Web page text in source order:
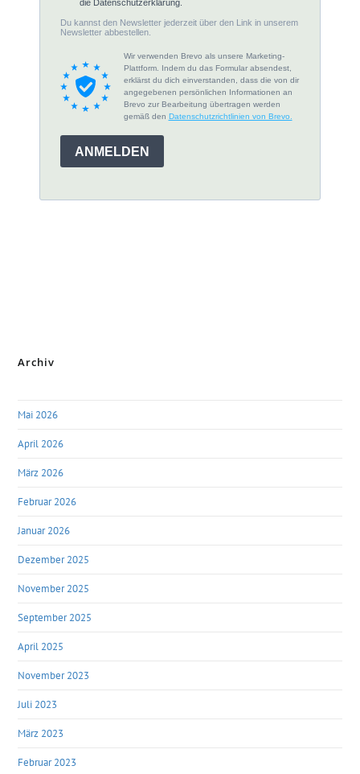
Archiv
Mai 2026
April 2026
März 2026
Februar 2026
Januar 2026
Dezember 2025
November 2025
September 2025
April 2025
November 2023
Juli 2023
März 2023
Februar 2023